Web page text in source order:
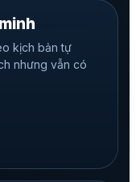
kịch bản tự
nhưng vẫn có